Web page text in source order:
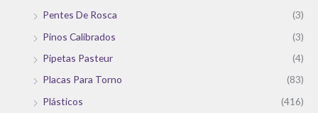
Pentes De Rosca
(3)
Pinos Calibrados
(3)
Pipetas Pasteur
(4)
Placas Para Torno
(83)
Plásticos
(416)